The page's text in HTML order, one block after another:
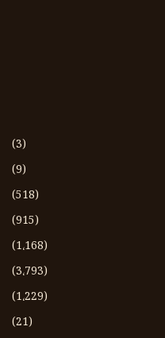
(3)
(9)
(518)
(915)
(1،168)
(3،793)
(1،229)
(21)